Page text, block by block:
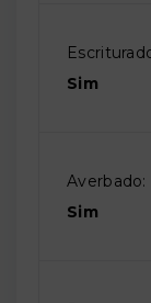
Sim
Averbado:
Sim